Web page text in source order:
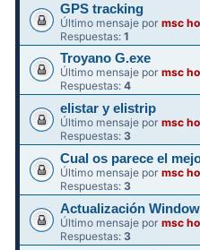
GPS tracking
Último mensaje pormsc
Respuestas:1
Troyano G.exe
Último mensaje pormsc
Respuestas:4
elistar y elistrip
Último mensaje pormsc
Respuestas: 3
Cual os parece el
Último mensaje pormsc
Respuestas:3
Actualización
Último mensaje pormsc
Respuestas: 3